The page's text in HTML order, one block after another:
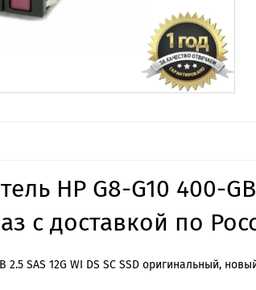
HP G8-G10 400-
с доставкой по
SAS 12G WI DS SC SSD оригинальный,